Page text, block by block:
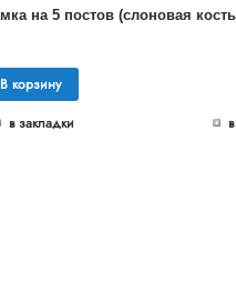
В корзину
в закладки